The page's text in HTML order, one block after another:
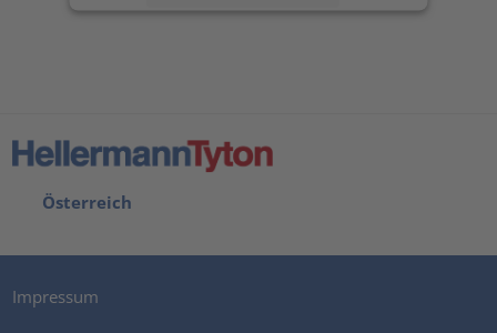
Österreich
Impressum